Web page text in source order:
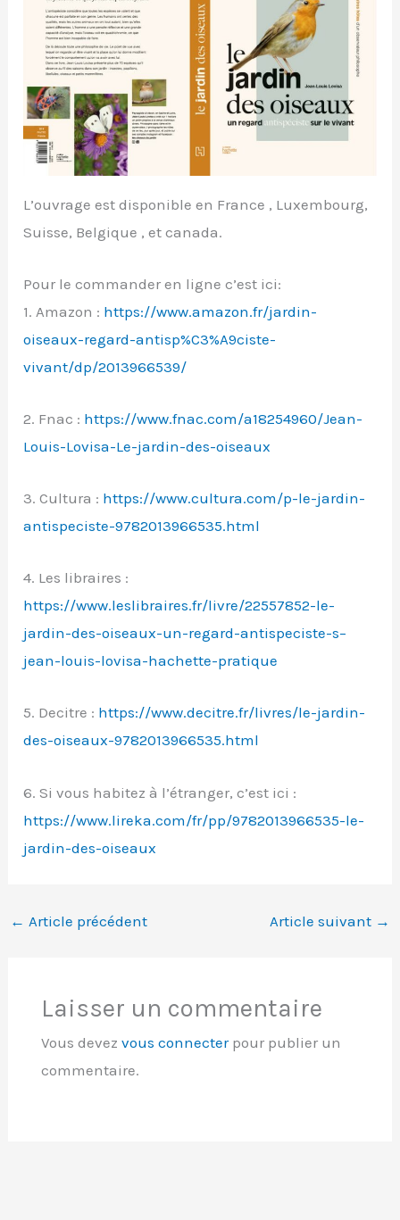
L’ouvrage est disponible en France , Luxembourg,
Suisse, Belgique , et canada.
Pour le commander en ligne c’est ici:
1. Amazon : https://www.amazon.fr/jardin-
oiseaux-regard-antisp%C3%A9ciste-
vivant/dp/2013966539/
2. Fnac : https://www.fnac.com/a18254960/Jean-
Louis-Lovisa-Le-jardin-des-oiseaux
3. Cultura : https://www.cultura.com/p-le-jardin-
antispeciste-9782013966535.html
4. Les libraires :
https://www.leslibraires.fr/livre/22557852-le-
jardin-des-oiseaux-un-regard-antispeciste-s–
jean-louis-lovisa-hachette-pratique
5. Decitre : https://www.decitre.fr/livres/le-jardin-
des-oiseaux-9782013966535.html
6. Si vous habitez à l’étranger, c’est ici :
https://www.lireka.com/fr/pp/9782013966535-le-
jardin-des-oiseaux
← Article précédent Article suivant →
Laisser un commentaire
Vous devez vous connecterpour publier un
commentaire.